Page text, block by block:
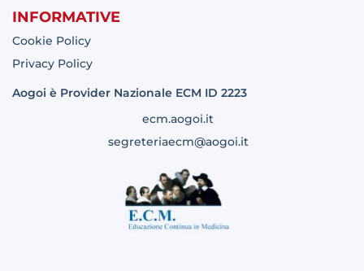
INFORMATIVE
Cookie Policy
Privacy Policy
Aogoi è Provider Nazionale ECM ID 2223
ecm.aogoi.it
segreteriaecm@aogoi.it